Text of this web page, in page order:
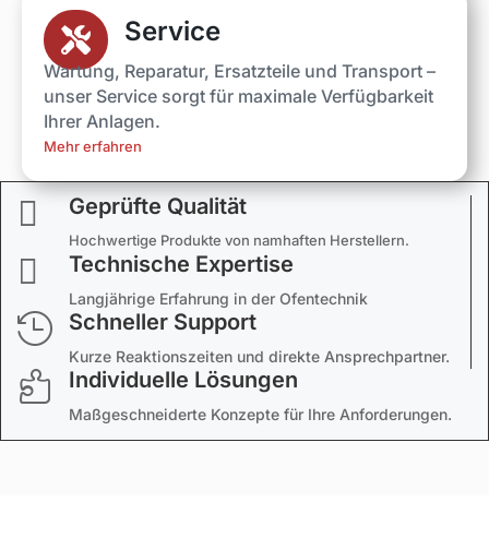
 Service
Wartung, Reparatur, Ersatzteile und Transport –
unser Service sorgt für maximale Verfügbarkeit
Ihrer Anlagen.
Mehr erfahren
 Geprüfte Qualität
Hochwertige Produkte von namhaften Herstellern.
 Technische Expertise
Langjährige Erfahrung in der Ofentechnik
 Schneller Support
Kurze Reaktionszeiten und direkte Ansprechpartner.
 Individuelle Lösungen
Maßgeschneiderte Konzepte für Ihre Anforderungen.